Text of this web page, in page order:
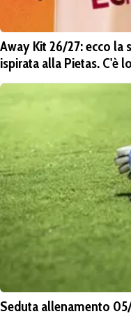
Away Kit 26/27: ecco la
ispirata alla Pietas. C'è
Seduta allenamento